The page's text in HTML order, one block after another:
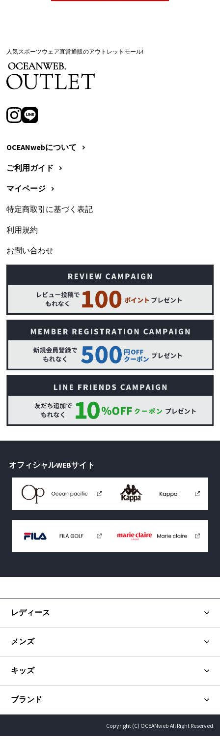
人気スポーツウェア直営通販のアウトレットモール!
OCEANwebについて
ご利用ガイド
マイページ
特定商取引に基づく表記
利用規約
お問い合わせ
オフィシャルWEBサイト
レディース
メンズ
キッズ
ブランド
Copyright (C) OCEANweb All Right Reserved.